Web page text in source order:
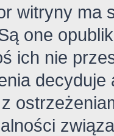
witryny ma
one
ich nie